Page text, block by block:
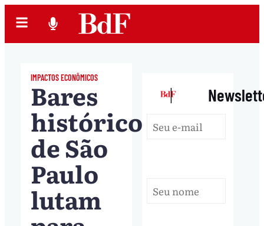
IMPACTOS ECONÔMICOS
Bares
históricos
de São
Paulo
lutam
|